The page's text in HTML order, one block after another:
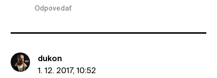
Odpovedať
dukon
1. 12. 2017, 10:52